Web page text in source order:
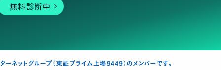
無料診断中